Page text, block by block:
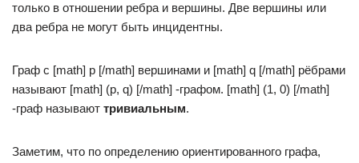
только в отношении ребра и вершины. Две вершины или
два ребра не могут быть инцидентны.
Граф с [math] p [/math] вершинами и [math] q [/math] рёбрами
называют [math] (p, q) [/math] -графом. [math] (1, 0) [/math]
-граф называют тривиальным.
Заметим, что по определению ориентированного графа,